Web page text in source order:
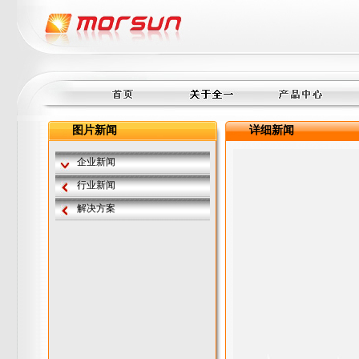
图片新闻
企业新闻
行业新闻
解决方案
详细新闻